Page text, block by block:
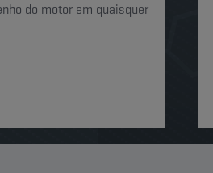
do motor em quaisquer